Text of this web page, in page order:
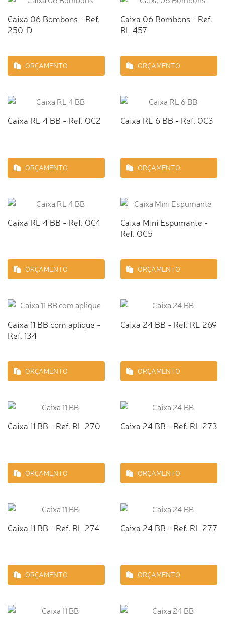
Caixa 06 Bombons - Ref.
250-D
ORÇAMENTO
Caixa 06 Bombons - Ref.
RL 457
ORÇAMENTO
Caixa RL 4 BB - Ref. OC2
ORÇAMENTO
Caixa RL 6 BB - Ref. OC3
ORÇAMENTO
Caixa RL 4 BB - Ref. OC4
ORÇAMENTO
Caixa Mini Espumante -
Ref. OC5
ORÇAMENTO
Caixa 11 BB com aplique -
Ref. 134
ORÇAMENTO
Caixa 24 BB - Ref. RL 269
ORÇAMENTO
Caixa 11 BB - Ref. RL 270
ORÇAMENTO
Caixa 24 BB - Ref. RL 273
ORÇAMENTO
Caixa 11 BB - Ref. RL 274
ORÇAMENTO
Caixa 24 BB - Ref. RL 277
ORÇAMENTO